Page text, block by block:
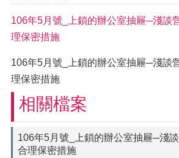
106年5月號_上鎖的辦公室抽屜─淺談
理保密措施
106年5月號_上鎖的辦公室抽屜─淺談
理保密措施
相關檔案
106年5月號_上鎖的辦公室抽屜─淺
合理保密措施